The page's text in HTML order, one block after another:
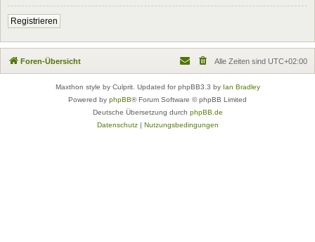
Registrieren
Foren-Übersicht Alle Zeiten sind UTC+02:00
Maxthon style by Culprit. Updated for phpBB3.3 by Ian Bradley
Powered by phpBB® Forum Software © phpBB Limited
Deutsche Übersetzung durch phpBB.de
Datenschutz| Nutzungsbedingungen